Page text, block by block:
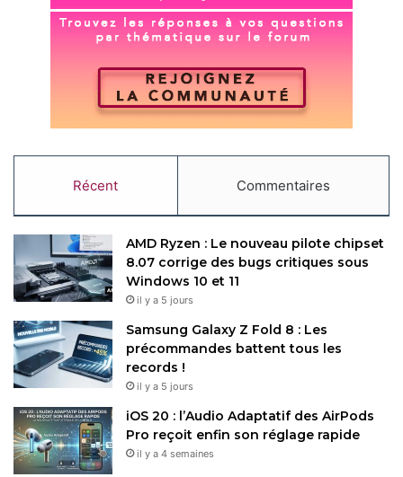
vérification des fichiers APK téléchargés via le
navigateur. Actuellement, cette option est limitée à la
collecte de télémétrie, envoyant des informations sur les
APK à Google pour analyser leur contenu à la recherche
de code malveillant. À l’avenir, Google prévoit d’afficher
des avertissements et de bloquer automatiquement les
utilisateurs contre les malwares mobiles. Cette
fonctionnalité est pour l’instant réservée aux utilisateurs
Google
Chrome
Éditeur : Google (Site officiel
Taille : 224 Mo
Licence :
Gratuit
Téléchargements : 2
Note : ☆☆☆☆☆
Récent Commentaires
AMD Ryzen : Le nouveau pilote chipset
8.07 corrige des bugs critiques sous
Windows 10 et 11
il y a 5 jours
Samsung Galaxy Z Fold 8 : Les
précommandes battent tous les
records !
il y a 5 jours
iOS 20 : l’Audio Adaptatif des AirPods
Pro reçoit enfin son réglage rapide
il y a 4 semaines